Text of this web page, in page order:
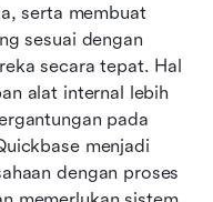
serta membuat
sesuai dengan
secara tepat. Hal
alat internal lebih
pada
menjadi
dengan proses